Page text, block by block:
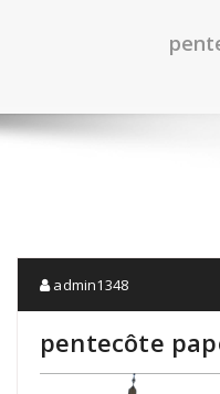
admin1348
pentecôte